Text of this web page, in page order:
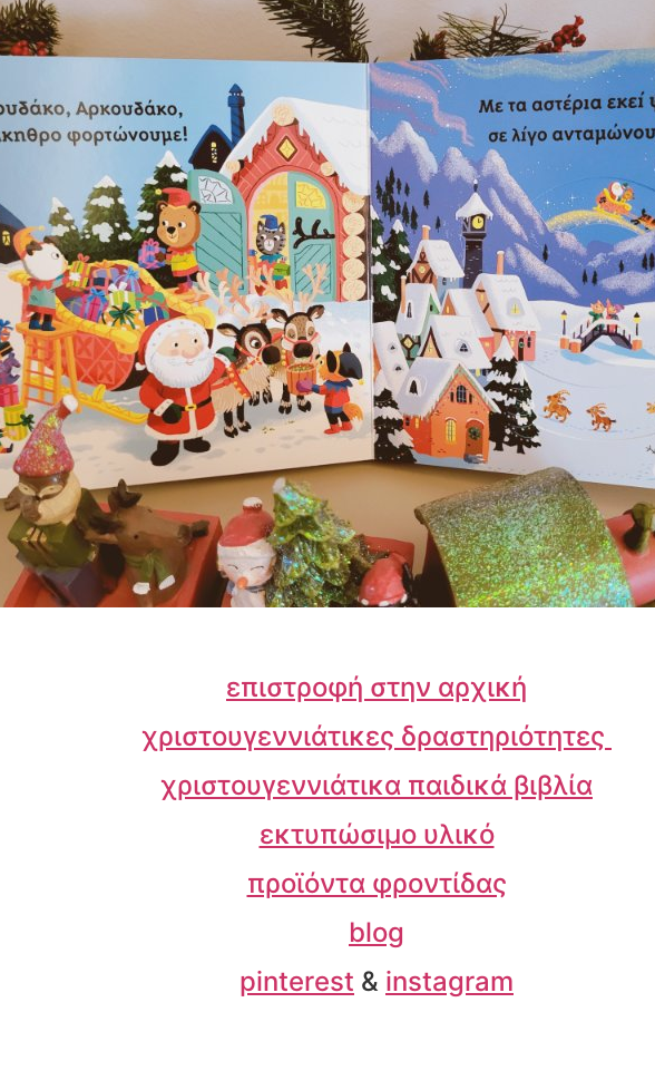
επιστροφή στην αρχική
χριστουγεννιάτικες δραστηριότητες
χριστουγεννιάτικα παιδικά βιβλία
εκτυπώσιμο υλικό
προϊόντα φροντίδας
blog
pinterest & instagram